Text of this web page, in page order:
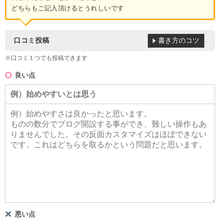
どちらもご記入頂けるとうれしいです
口コミ投稿
※口コミ１つでも投稿できます
書き方のコツ
良い点
悪い点